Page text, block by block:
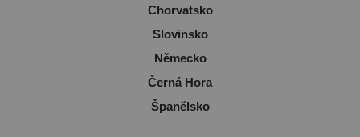
Chorvatsko
Slovinsko
Německo
Černá Hora
Španělsko